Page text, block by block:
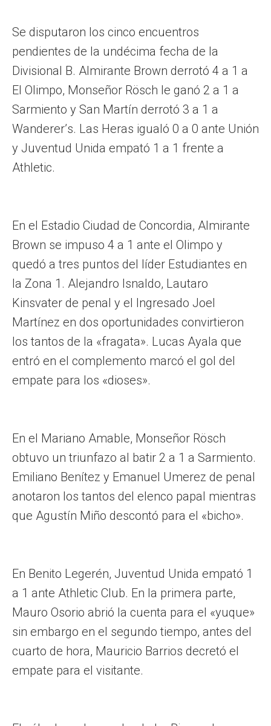
Se disputaron los cinco encuentros
pendientes de la undécima fecha de la
Divisional B. Almirante Brown derrotó 4 a 1 a
El Olimpo, Monseñor Rösch le ganó 2 a 1 a
Sarmiento y San Martín derrotó 3 a 1 a
Wanderer’s. Las Heras igualó 0 a 0 ante Unión
y Juventud Unida empató 1 a 1 frente a
Athletic.
En el Estadio Ciudad de Concordia, Almirante
Brown se impuso 4 a 1 ante el Olimpo y
quedó a tres puntos del líder Estudiantes en
la Zona 1. Alejandro Isnaldo, Lautaro
Kinsvater de penal y el Ingresado Joel
Martínez en dos oportunidades convirtieron
los tantos de la «fragata». Lucas Ayala que
entró en el complemento marcó el gol del
empate para los «dioses».
En el Mariano Amable, Monseñor Rösch
obtuvo un triunfazo al batir 2 a 1 a Sarmiento.
Emiliano Benítez y Emanuel Umerez de penal
anotaron los tantos del elenco papal mientras
que Agustín Miño descontó para el «bicho».
En Benito Legerén, Juventud Unida empató 1
a 1 ante Athletic Club. En la primera parte,
Mauro Osorio abrió la cuenta para el «yuque»
sin embargo en el segundo tiempo, antes del
cuarto de hora, Mauricio Barrios decretó el
empate para el visitante.